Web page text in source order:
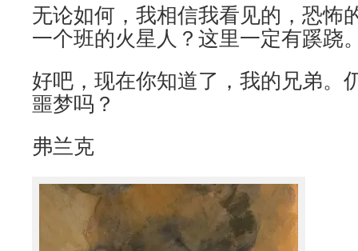
无论如何，我相信我看见的，恐怖
一个班的火星人？这里一定有蹊跷
好吧，现在你知道了，我的兄弟。
噩梦吗？
弗兰克